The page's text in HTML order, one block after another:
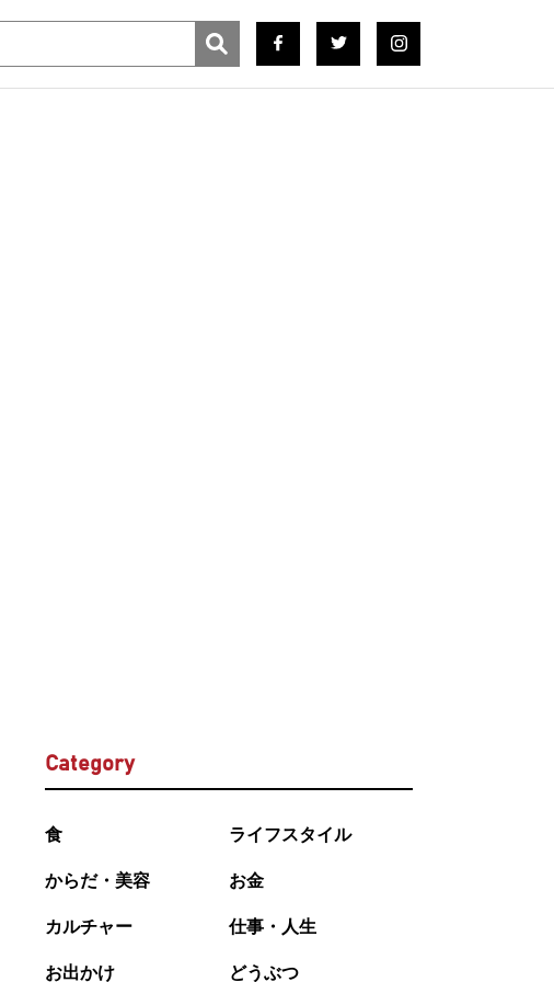
Category
食 ライフスタイル
からだ・美容 お金
カルチャー 仕事・人生
お出かけ どうぶつ